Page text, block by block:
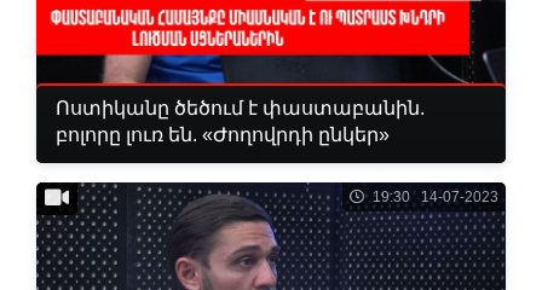
Ոստիկանը ծեծում է փաստաբանին.
բոլորը լուռ են. «Ժողովրդի ընկեր»
19:30 14-07-2023